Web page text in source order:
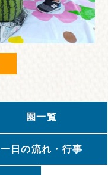
園一覧
一日の流れ・行事